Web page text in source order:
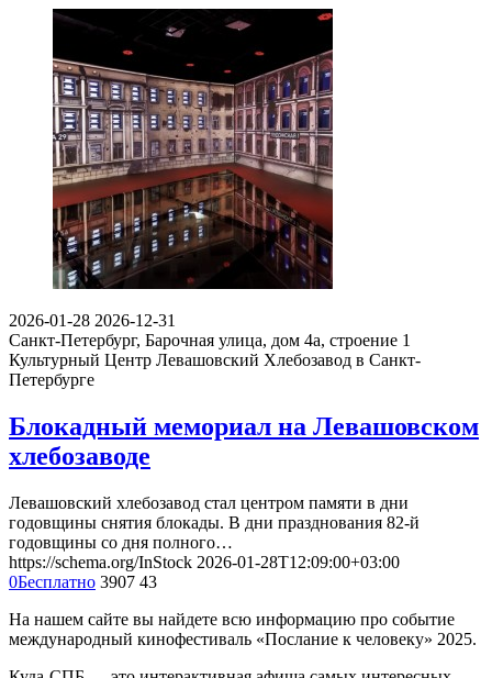
2026-01-28 2026-12-31
Санкт-Петербург, Барочная улица, дом 4а, строение 1
Культурный Центр Левашовский Хлебозавод в Санкт-
Петербурге
Блокадный мемориал на Левашовском
хлебозаводе
Левашовский хлебозавод стал центром памяти в дни
годовщины снятия блокады. В дни празднования 82-й
годовщины со дня полного…
https://schema.org/InStock 2026-01-28T12:09:00+03:00
0Бесплатно 3907 43
На нашем сайте вы найдете всю информацию про событие
международный кинофестиваль «Послание к человеку» 2025.